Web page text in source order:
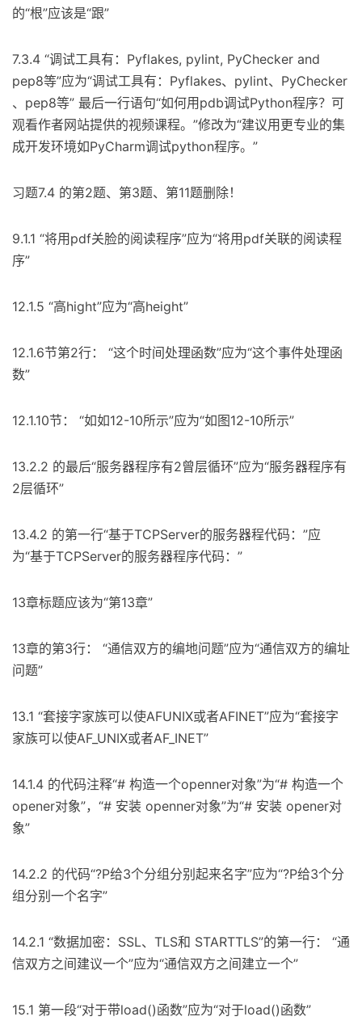
的“根”应该是“跟”
7.3.4 “调试工具有：Pyflakes, pylint, PyChecker and
pep8等”应为“调试工具有：Pyflakes、pylint、PyChecker
、pep8等” 最后一行语句“如何用pdb调试Python程序？可
观看作者网站提供的视频课程。”修改为“建议用更专业的集
成开发环境如PyCharm调试python程序。”
习题7.4 的第2题、第3题、第11题删除！
9.1.1 “将用pdf关脸的阅读程序”应为“将用pdf关联的阅读程
序”
12.1.5 “高hight”应为“高height”
12.1.6节第2行： “这个时间处理函数”应为“这个事件处理函
数”
12.1.10节： “如如12-10所示”应为“如图12-10所示”
13.2.2 的最后“服务器程序有2曾层循环”应为“服务器程序有
2层循环”
13.4.2 的第一行“基于TCPServer的服务器程代码：”应
为“基于TCPServer的服务器程序代码：”
13章标题应该为“第13章”
13章的第3行： “通信双方的编地问题”应为“通信双方的编址
问题”
13.1 “套接字家族可以使AFUNIX或者AFINET”应为“套接字
家族可以使AF_UNIX或者AF_INET”
14.1.4 的代码注释“# 构造一个openner对象”为“# 构造一个
opener对象”，“# 安装 openner对象”为“# 安装 opener对
象”
14.2.2 的代码“?P给3个分组分别起来名字”应为“?P给3个分
组分别一个名字”
14.2.1 “数据加密：SSL、TLS和 STARTTLS”的第一行： “通
信双方之间建议一个”应为“通信双方之间建立一个”
15.1 第一段“对于带load()函数”应为“对于load()函数”